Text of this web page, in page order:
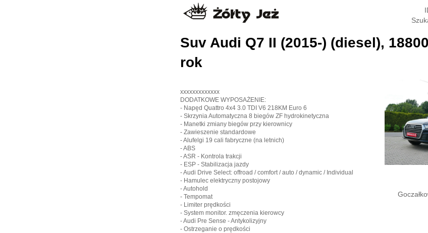
Suv Audi Q7 II (2015-) (diesel),
rok
xxxxxxxxxxxxx
DODATKOWE WYPOSAŻENIE:
- Napęd Quattro 4x4 3.0 TDI V6 218KM Euro 6
- Skrzynia Automatyczna 8 biegów ZF hydrokinetyczna
- Manetki zmiany biegów przy kierownicy
- Zawieszenie standardowe
- Alufelgi 19 cali fabryczne (na letnich)
- ABS
- ASR - Kontrola trakcji
- ESP - Stabilizacja jazdy
- Audi Drive Select: offroad / comfort / auto / dynamic / Individual
- Hamulec elektryczny postojowy
- Autohold
- Tempomat
- Limiter prędkości
- System monitor. zmęczenia kierowcy
- Audi Pre Sense - Antykolizyjny
- Ostrzeganie o prędkości